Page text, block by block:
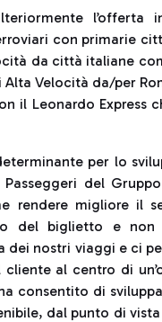
l’offerta
con primarie
da città italiane
Velocità da/per
il Leonardo Express
per lo
del
rendere migliore il
del biglietto e
dei nostri viaggi e ci
al centro di
consentito di
dal punto di